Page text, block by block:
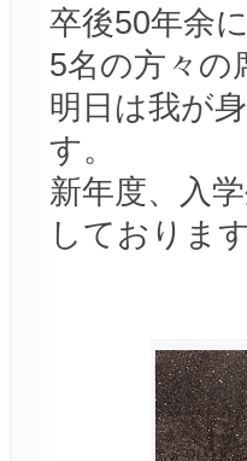
卒後50年余
5名の方々の
明日は我が
す。
新年度、入
しております